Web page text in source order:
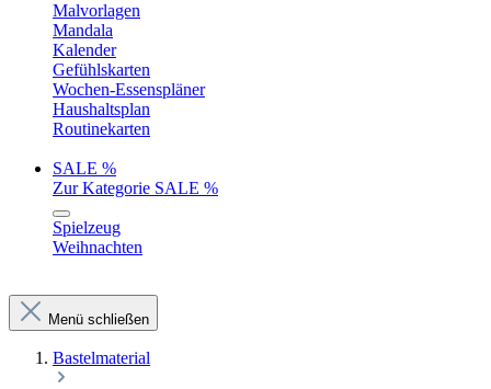
Malvorlagen
Mandala
Kalender
Gefühlskarten
Wochen-Essenspläner
Haushaltsplan
Routinekarten
SALE %
Zur Kategorie SALE %
Spielzeug
Weihnachten
Menü schließen
Bastelmaterial